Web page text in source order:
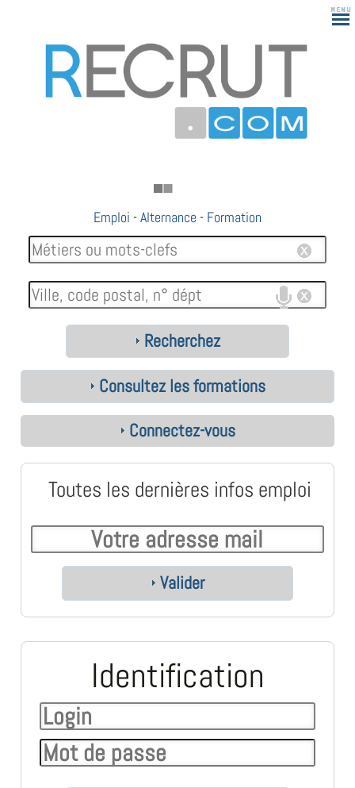
Emploi -Alternance - Formation
Recherchez
Consultez les formations
Connectez-vous
Toutes les dernières infos emploi
Valider
Identification